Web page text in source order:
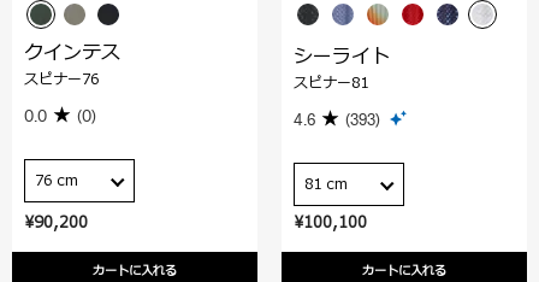
¥90,200
カートに入れる
クインテス
スピナー76
0.0 (0)
76 cm
¥100,100
カートに入れる
シーライト
スピナー81
4.6 (393)
81 cm